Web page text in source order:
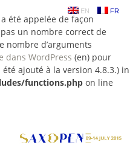
été appelée de façon
un nombre correct de
nombre d’arguments
dans WordPress (en) pour
ajouté à la version 4.8.3.) in
functions.php on line
EN FR